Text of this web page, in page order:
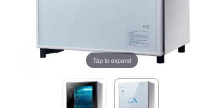
Tap to expand